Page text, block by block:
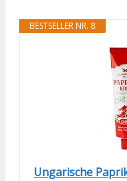
BESTSELLER NR. 8
Ungarische